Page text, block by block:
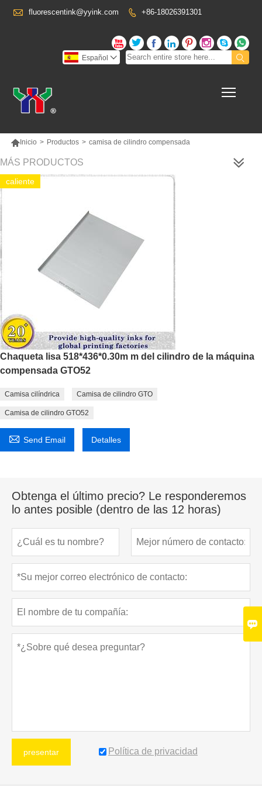
 fluorescentink@yyink.com  +86-18026391301
      


Español 
Inicio > Productos > camisa de cilindro compensada
MÁS PRODUCTOS
caliente
Chaqueta lisa 518*436*0.30m m del cilindro de la máquina
compensada GTO52
Camisa cilíndrica Camisa de cilindro GTO
Camisa de cilindro GTO52
 Send Email Detalles
Obtenga el último precio? Le responderemos
lo antes posible (dentro de las 12 horas)
presentar Política de privacidad
